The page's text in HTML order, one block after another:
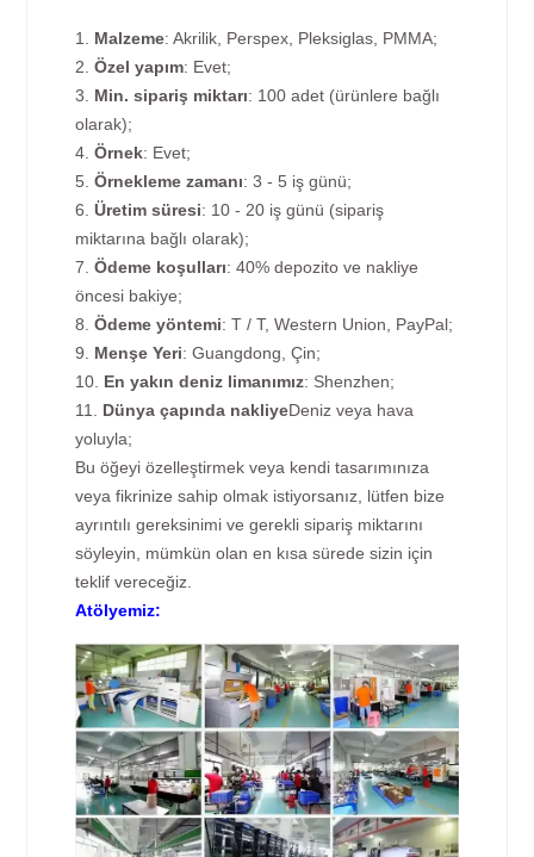
1. Malzeme: Akrilik, Perspex, Pleksiglas, PMMA;
2.Özel yapım: Evet;
3. Min. sipariş miktarı: 100 adet (ürünlere bağlı
olarak);
4.Örnek: Evet;
5. Örnekleme zamanı: 3 - 5 iş günü;
6.Üretim süresi: 10 - 20 iş günü (sipariş
miktarına bağlı olarak);
7.Ödeme koşulları: 40% depozito ve nakliye
öncesi bakiye;
8.Ödeme yöntemi: T / T, Western Union, PayPal;
9. Menşe Yeri: Guangdong, Çin;
10. En yakın deniz limanımız: Shenzhen;
11. Dünya çapında nakliyeDeniz veya hava
yoluyla;
Bu öğeyi özelleştirmek veya kendi tasarımınıza
veya fikrinize sahip olmak istiyorsanız, lütfen bize
ayrıntılı gereksinimi ve gerekli sipariş miktarını
söyleyin, mümkün olan en kısa sürede sizin için
teklif vereceğiz.
Atölyemiz: